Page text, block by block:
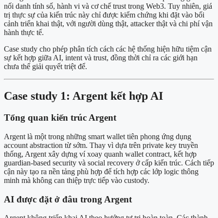
nối danh tính số, hành vi và cơ chế trust trong Web3. Tuy nhiên, giá
trị thực sự của kiến trúc này chỉ được kiểm chứng khi đặt vào bối
cảnh triển khai thật, với người dùng thật, attacker thật và chi phí vận
hành thực tế.
Case study cho phép phân tích cách các hệ thống hiện hữu tiệm cận
sự kết hợp giữa AI, intent và trust, đồng thời chỉ ra các giới hạn
chưa thể giải quyết triệt để.
Case study 1: Argent kết hợp AI
Tổng quan kiến trúc Argent
Argent là một trong những smart wallet tiên phong ứng dụng
account abstraction từ sớm. Thay vì dựa trên private key truyền
thống, Argent xây dựng ví xoay quanh wallet contract, kết hợp
guardian-based security và social recovery ở cấp kiến trúc. Cách tiếp
cận này tạo ra nền tảng phù hợp để tích hợp các lớp logic thông
minh mà không can thiệp trực tiếp vào custody.
AI được đặt ở đâu trong Argent